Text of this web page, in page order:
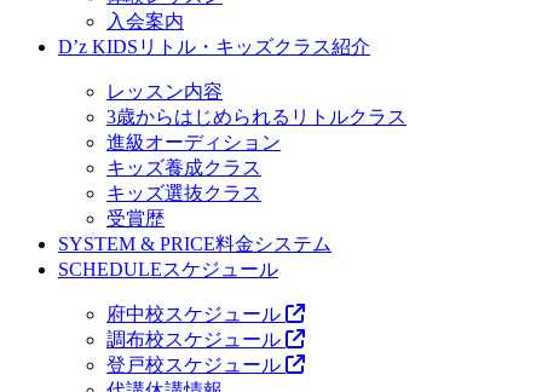
入会案内
D’z KIDS リトル・キッズクラス紹介
レッスン内容
3歳からはじめられるリトルクラス
進級オーディション
キッズ養成クラス
キッズ選抜クラス
受賞歴
SYSTEM & PRICE料金システム
SCHEDULEスケジュール
府中校スケジュール
調布校スケジュール
登戸校スケジュール